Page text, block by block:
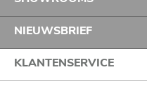
NIEUWSBRIEF
KLANTENSERVICE